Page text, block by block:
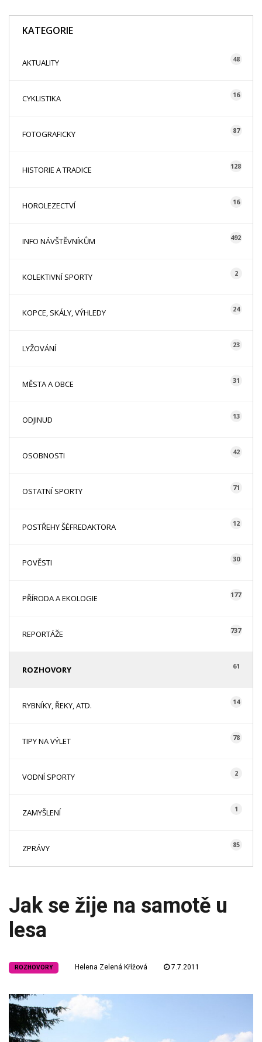
KATEGORIE
AKTUALITY 48
CYKLISTIKA 16
FOTOGRAFICKY 87
HISTORIE A TRADICE 128
HOROLEZECTVÍ 16
INFO NÁVŠTĚVNÍKŮM 492
KOLEKTIVNÍ SPORTY 2
KOPCE, SKÁLY, VÝHLEDY 24
LYŽOVÁNÍ 23
MĚSTA A OBCE 31
ODJINUD 13
OSOBNOSTI 42
OSTATNÍ SPORTY 71
POSTŘEHY ŠÉFREDAKTORA 12
POVĚSTI 30
PŘÍRODA A EKOLOGIE 177
REPORTÁŽE 737
ROZHOVORY 61
RYBNÍKY, ŘEKY, ATD. 14
TIPY NA VÝLET 78
VODNÍ SPORTY 2
ZAMYŠLENÍ 1
ZPRÁVY 85
Jak se žije na samotě u
lesa
ROZHOVORY Helena Zelená Křížová 7.7.2011